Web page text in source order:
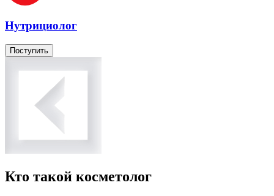
Нутрициолог
Поступить
Кто такой косметолог